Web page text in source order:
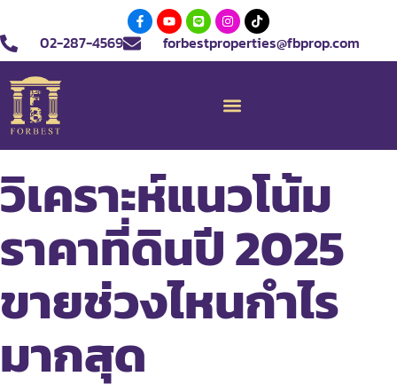
02-287-4569 forbestproperties@fbprop.com
วิเคราะห์แนวโน้ม
ราคาที่ดินปี 2025
ขายช่วงไหนกำไร
มากสุด